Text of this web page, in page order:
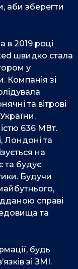
аби зберегти
в 2019 році
швидко стала
у
Компанія зі
та вітрові
636 МВт.
Лондоні та
на
та будує
Будучи
справі
та
будь
зі ЗМІ.